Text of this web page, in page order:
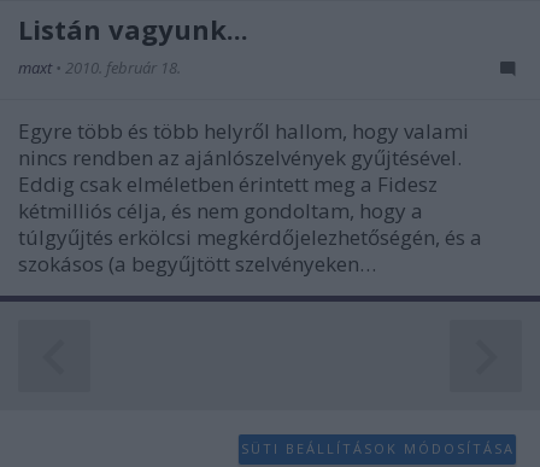
Listán vagyunk...
maxt • 2010. február 18.
Egyre több és több helyről hallom, hogy valami
nincs rendben az ajánlószelvények gyűjtésével.
Eddig csak elméletben érintett meg a Fidesz
kétmilliós célja, és nem gondoltam, hogy a
túlgyűjtés erkölcsi megkérdőjelezhetőségén, és a
szokásos (a begyűjtött szelvényeken…
SÜTI BEÁLLÍTÁSOK MÓDOSÍTÁSA